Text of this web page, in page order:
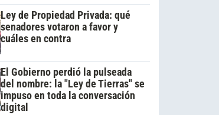
Ley de Propiedad Privada: qué
senadores votaron a favor y
cuáles en contra
El Gobierno perdió la pulseada
del nombre: la "Ley de Tierras" se
impuso en toda la conversación
digital